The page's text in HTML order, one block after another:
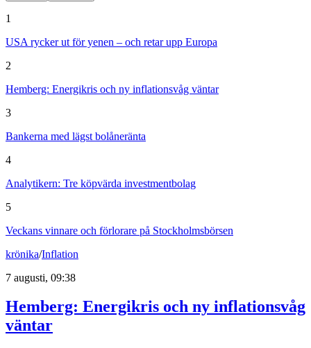
1
USA rycker ut för yenen – och retar upp Europa
2
Hemberg: Energikris och ny inflationsvåg väntar
3
Bankerna med lägst bolåneränta
4
Analytikern: Tre köpvärda investmentbolag
5
Veckans vinnare och förlorare på Stockholmsbörsen
krönika/Inflation
7 augusti, 09:38
Hemberg: Energikris och ny inflationsvåg
väntar